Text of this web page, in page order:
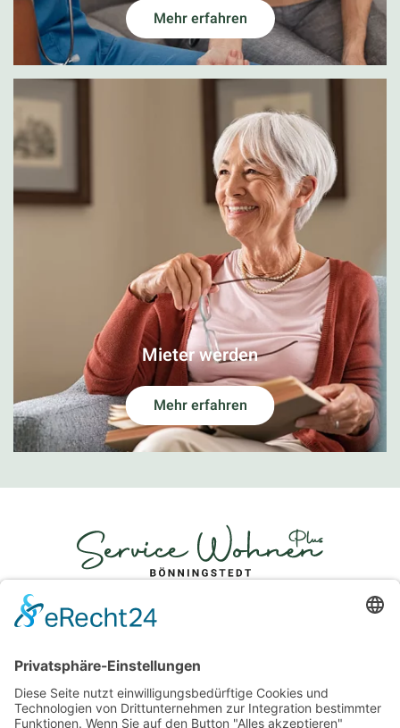
Mehr erfahren
Mieter werden
Mehr erfahren
info@servicewohnen-
INFORMATIONEN